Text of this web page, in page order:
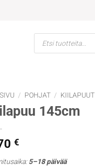
ja helpompi maksaminen
Products
search
/ POHJAT / KIILAPUUT
145cm
€
5–18 päivää